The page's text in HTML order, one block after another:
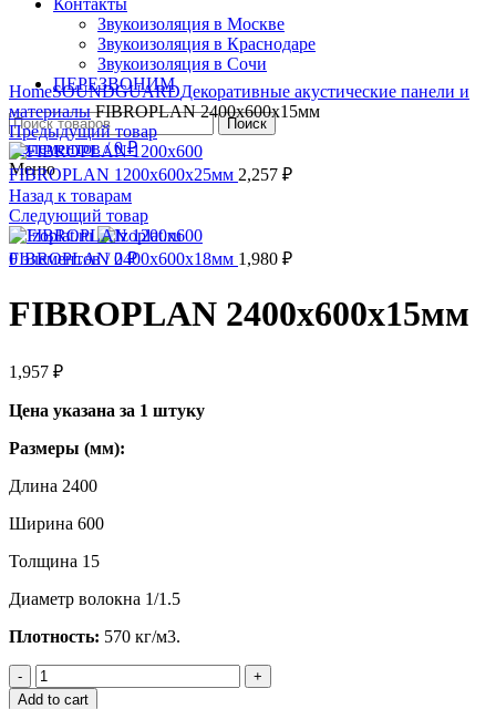
Контакты
Звукоизоляция в Москве
Звукоизоляция в Краснодаре
Звукоизоляция в Сочи
ПЕРЕЗВОНИМ
Поиск
0элементов / 0₽
Меню
0элементов / 0₽
Нажмите, чтобы увеличить
HomeSOUNDGUARDДекоративные акустические панели и
материалыFIBROPLAN 2400х600х15мм
Предыдущий товар
FIBROPLAN 1200х600х25мм 2,257 ₽
Назад к товарам
Следующий товар
FIBROPLAN 2400х600х18мм 1,980 ₽
FIBROPLAN 2400х600х15мм
1,957 ₽
Цена указана за 1 штуку
Размеры (мм):
Длина 2400
Ширина 600
Толщина 15
Диаметр волокна 1/1.5
Плотность: 570 кг/м3.
Quantity
Add to cart